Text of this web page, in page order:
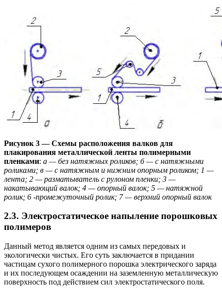
Рисунок 3 — Схемы расположения валков для
плакирования металлической ленты полимерными
пленками: а — без натяжных роликов; б — с натяжными
роликами; в — с натяжным и нижним опорным роликом; 1 —
лента; 2 — разматыватель с рулоном пленки; 3 —
накатывающий валок; 4 — опорный валок; 5 — натяжной
ролик; 6 -промежуточный ролик; 7 — верхний опорный валок
2.3. Электростатическое напыление порошковых
полимеров
Данный метод является одним из самых передовых и
экологически чистых. Его суть заключается в придании
частицам сухого полимерного порошка электрического заряда
и их последующем осаждении на заземленную металлическую
поверхность под действием сил электростатического поля.